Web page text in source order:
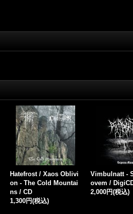
Moras - Clandescent C
eremonies in Obeisanc
e to the Unsung / Digi
CD
Daedric
nts of
eeveCD